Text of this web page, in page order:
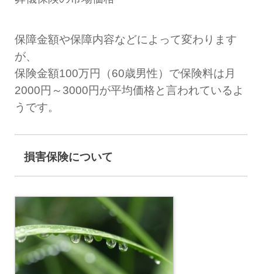
保障金額や保障内容などによって変わります
が、
保険金額100万円（60歳男性）で保険料は月
2000円～3000円が平均価格と言われているよ
うです。
損害保険について